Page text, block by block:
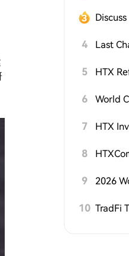
4
5 HTX
6
7
8
9
10